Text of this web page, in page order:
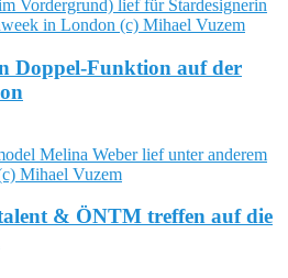
Doppel-Funktion auf der
& ÖNTM treffen auf die